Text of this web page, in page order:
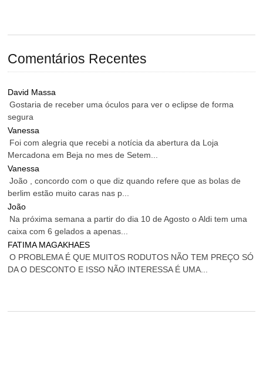
Comentários Recentes
David Massa
Gostaria de receber uma óculos para ver o eclipse de forma
segura
Vanessa
Foi com alegria que recebi a notícia da abertura da Loja
Mercadona em Beja no mes de Setem...
Vanessa
João , concordo com o que diz quando refere que as bolas de
berlim estão muito caras nas p...
João
Na próxima semana a partir do dia 10 de Agosto o Aldi tem uma
caixa com 6 gelados a apenas...
FATIMA MAGAKHAES
O PROBLEMA É QUE MUITOS RODUTOS NÃO TEM PREÇO SÓ
DA O DESCONTO E ISSO NÃO INTERESSA É UMA...